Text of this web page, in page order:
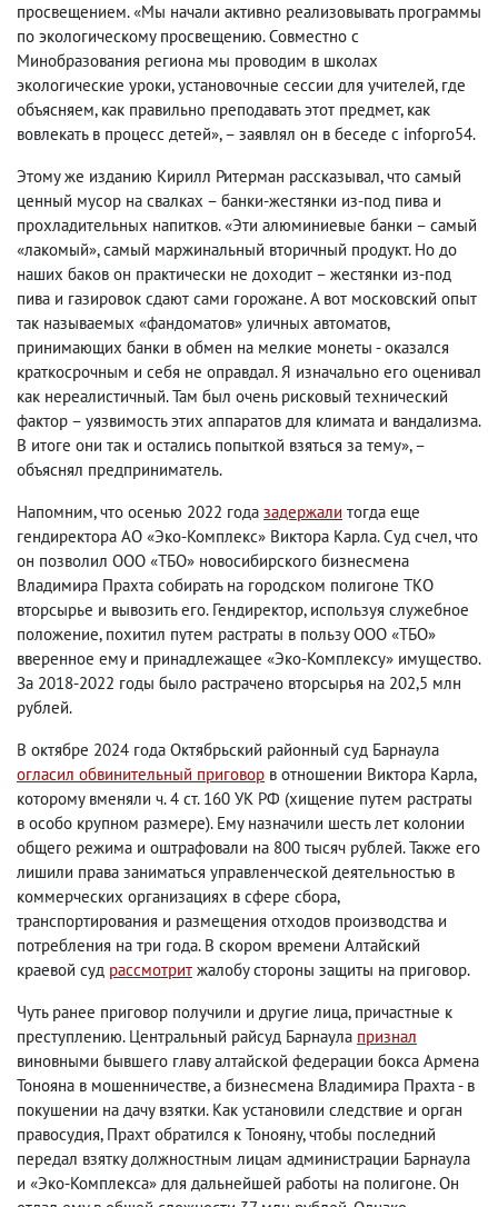
просвещением. «Мы начали активно реализовывать программы
по экологическому просвещению. Совместно с
Минобразования региона мы проводим в школах
экологические уроки, установочные сессии для учителей, где
объясняем, как правильно преподавать этот предмет, как
вовлекать в процесс детей», – заявлял он в беседе с infopro54.
Этому же изданию Кирилл Ритерман рассказывал, что самый
ценный мусор на свалках – банки-жестянки из-под пива и
прохладительных напитков. «Эти алюминиевые банки – самый
«лакомый», самый маржинальный вторичный продукт. Но до
наших баков он практически не доходит – жестянки из-под
пива и газировок сдают сами горожане. А вот московский опыт
так называемых «фандоматов» уличных автоматов,
принимающих банки в обмен на мелкие монеты - оказался
краткосрочным и себя не оправдал. Я изначально его оценивал
как нереалистичный. Там был очень рисковый технический
фактор – уязвимость этих аппаратов для климата и вандализма.
В итоге они так и остались попыткой взяться за тему», –
объяснял предприниматель.
Напомним, что осенью 2022 года задержали тогда еще
гендиректора АО «Эко-Комплекс» Виктора Карла. Суд счел, что
он позволил ООО «ТБО» новосибирского бизнесмена
Владимира Прахта собирать на городском полигоне ТКО
вторсырье и вывозить его. Гендиректор, используя служебное
положение, похитил путем растраты в пользу ООО «ТБО»
вверенное ему и принадлежащее «Эко-Комплексу» имущество.
За 2018-2022 годы было растрачено вторсырья на 202,5 млн
рублей.
В октябре 2024 года Октябрьский районный суд Барнаула
огласил обвинительный приговор в отношении Виктора Карла,
которому вменяли ч. 4 ст. 160 УК РФ (хищение путем растраты
в особо крупном размере). Ему назначили шесть лет колонии
общего режима и оштрафовали на 800 тысяч рублей. Также его
лишили права заниматься управленческой деятельностью в
коммерческих организациях в сфере сбора,
транспортирования и размещения отходов производства и
потребления на три года. В скором времени Алтайский
краевой суд рассмотрит жалобу стороны защиты на приговор.
Чуть ранее приговор получили и другие лица, причастные к
преступлению. Центральный райсуд Барнаула признал
виновными бывшего главу алтайской федерации бокса Армена
Тонояна в мошенничестве, а бизнесмена Владимира Прахта - в
покушении на дачу взятки. Как установили следствие и орган
правосудия, Прахт обратился к Тонояну, чтобы последний
передал взятку должностным лицам администрации Барнаула
и «Эко-Комплекса» для дальнейшей работы на полигоне. Он